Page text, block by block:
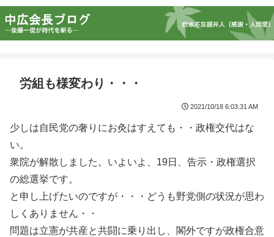
労組も様変わり・・・
2021/10/18 6:03:31 AM
少しは自民党の奢りにお灸はすえても・・政権交代はな
い。
衆院が解散しました。いよいよ、19日、告示・政権選択
の総選挙です。
と申し上げたいのですが・・・どうも野党側の状況が思わ
しくありません・・
問題は立憲が共産と共闘に乗り出し、閣外ですが政権合意